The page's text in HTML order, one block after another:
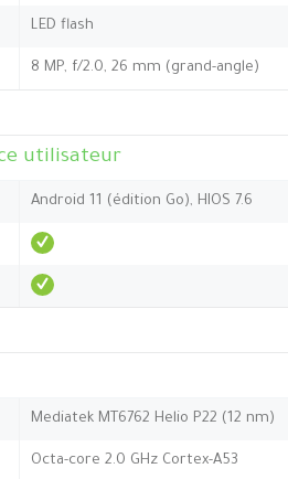
LED flash
8 MP, f/2.0, 26 mm (grand-angle)
utilisateur
Android 11 (édition Go), HIOS 7.6
Mediatek MT6762 Helio P22 (12 nm)
Octa-core 2.0 GHz Cortex-A53